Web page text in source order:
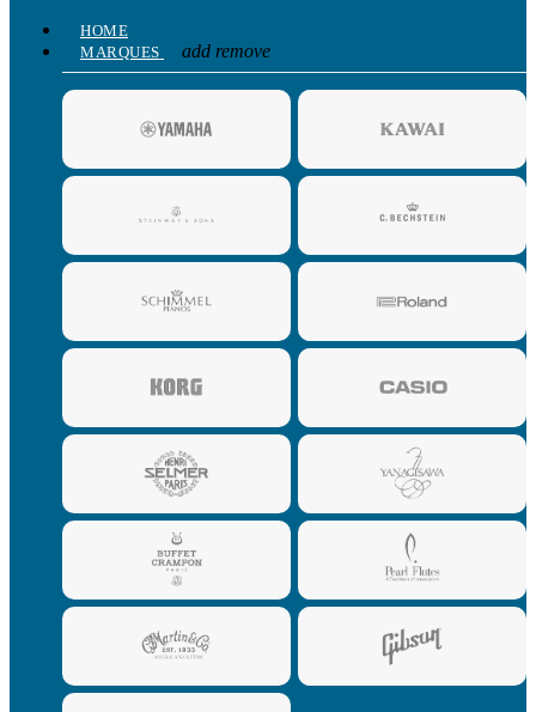
HOME
MARQUES
add remove